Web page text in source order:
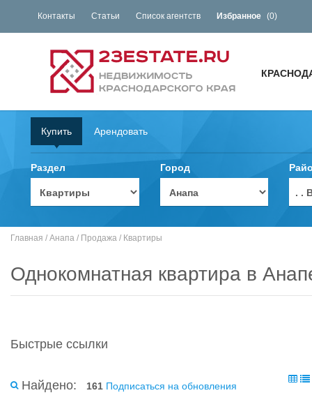
Контакты Статьи Список агентств Избранное (0)
Купить Арендовать
Раздел Город
. .
Главная / Анапа / Продажа / Квартиры
Однокомнатная квартира в
Быстрые ссылки
Найдено: 161 Подписаться на обновления